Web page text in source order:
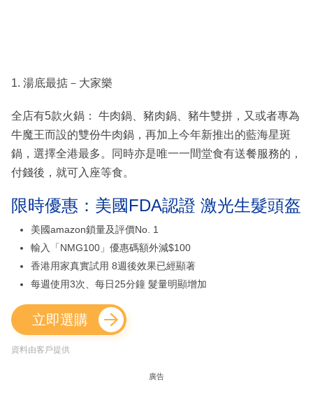
1. 湯底最掂－大家樂
全店有5款火鍋： 牛肉鍋、豬肉鍋、豬牛雙拼，又或者專為
牛魔王而設的雙份牛肉鍋，再加上今年新推出的藍海星斑
鍋，選擇全港最多。同時亦是唯一一間堂食有送餐服務的，
付錢後，就可入座等食。
限時優惠：美國FDA認證 激光生髮頭盔
美國amazon鎖量及評價No. 1
輸入「NMG100」優惠碼額外減$100
香港用家真實試用 8週後效果已經顯著
每週使用3次、每日25分鐘 髮量明顯增加
立即選購
資料由客戶提供
廣告